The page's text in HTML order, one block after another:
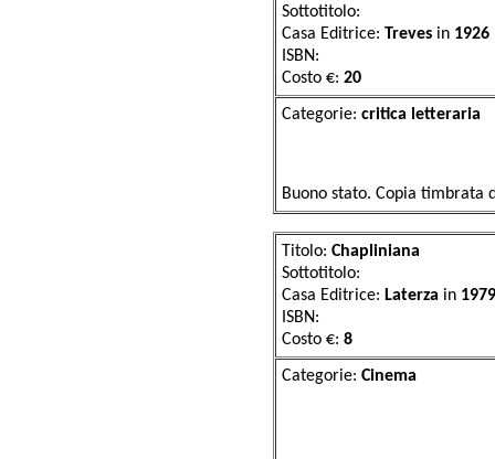
Sottotitolo:
Casa Editrice: Treves in 1926
ISBN:
Costo €: 20
Categorie: critica
Buono stato. Copia
Titolo: Chapliniana
Sottotitolo:
Casa Editrice: Laterza in 1979
ISBN:
Costo €: 8
Categorie: